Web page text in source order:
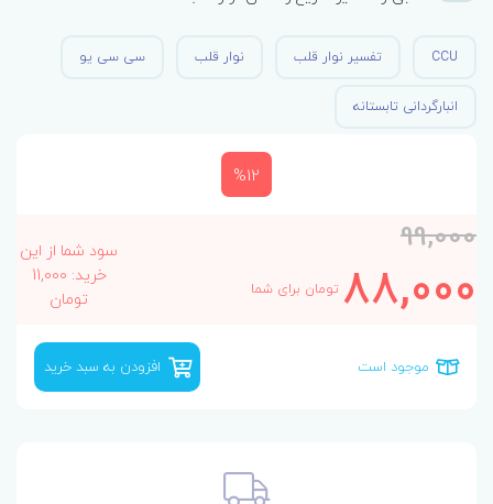
CCU تفسیر نوار قلب نوار قلب سی سی یو
انبارگردانی تابستانه
%12
99,000
88,000تومان برای شما
سود شما از این
خرید: 11,000
تومان
موجود است افزودن به سبد خرید